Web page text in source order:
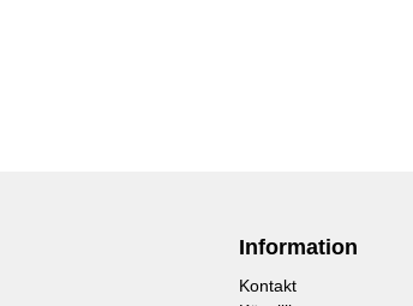
Information
Kontakt